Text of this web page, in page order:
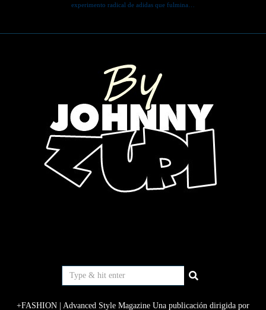
experimento radical de adidas que fulmina…
+FASHION | Advanced Style Magazine Una publicación dirigida por